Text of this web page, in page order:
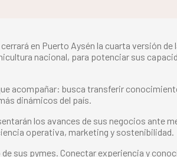
en Puerto Aysén la cuarta versión de
nacional, para potenciar sus
acompañar: busca transferir
dinámicos del país.
los avances de sus negocios ante
operativa, marketing y sostenibilidad.
sus pymes. Conectar experiencia y